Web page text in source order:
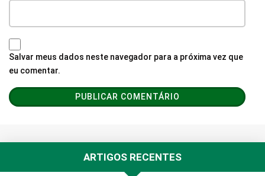
Salvar meus dados neste navegador para a próxima vez que
eu comentar.
ARTIGOS RECENTES